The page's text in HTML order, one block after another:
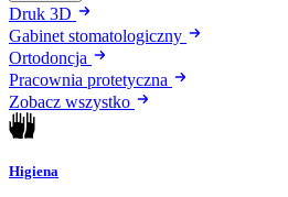
Druk 3D
Gabinet stomatologiczny
Ortodoncja
Pracownia protetyczna
Zobacz wszystko
Higiena